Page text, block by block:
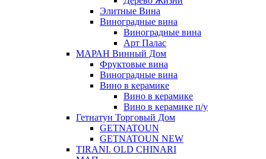
Элитные Вина
Виноградные вина
Виноградные вина
Арт Палас
МАРАН Винный Дом
Фруктовые вина
Виноградные вина
Вино в керамике
Вино в керамике
Вино в керамике п/у
Гетнатун Торговый Дом
GETNATOUN
GETNATOUN NEW
TIRANI. OLD CHINARI